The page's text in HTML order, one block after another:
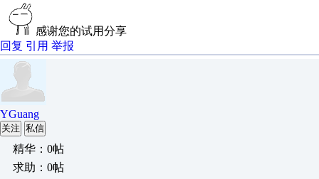
感谢您的试用分享
回复 引用 举报
YGuang
关注 私信
精华：0帖
求助：0帖